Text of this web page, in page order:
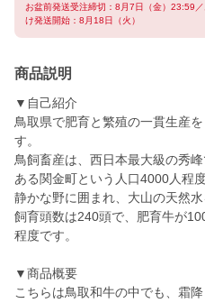
お盆前発送受注締切：8月7日（金）23:59
け発送開始：8月18日（火）
商品説明
▼自己紹介
鳥取県で肥育と繁殖の一貫生産
す。
鳥飼畜産は、西日本最大級の秀
ある関金町という人口4000人程
静かな野に囲まれ、大山の天然
飼育頭数は240頭で、肥育牛が
程度です。
▼商品概要
こちらは鳥取和牛の中でも、霜